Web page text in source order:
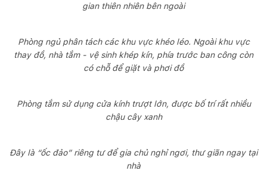
gian thiên nhiên bên ngoài
Phòng ngủ phân tách các khu vực khéo léo. Ngoài khu vực
thay đồ, nhà tắm - vệ sinh khép kín, phía trước ban công còn
có chỗ để giặt và phơi đồ
Phòng tắm sử dụng cửa kính trượt lớn, được bố trí rất nhiều
chậu cây xanh
Đây là “ốc đảo” riêng tư để gia chủ nghỉ ngơi, thư giãn ngay tại
nhà